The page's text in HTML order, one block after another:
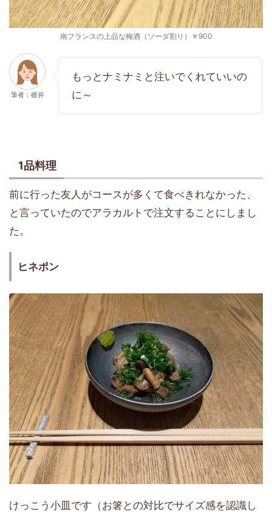
南フランスの上品な梅酒（ソーダ割り）￥900
筆者：碓井
もっとナミナミと注いでくれていいの
に～
1品料理
前に行った友人がコースが多くて食べきれなかった、
と言っていたのでアラカルトで注文することにしまし
た。
ヒネポン
けっこう小皿です（お箸との対比でサイズ感を認識し